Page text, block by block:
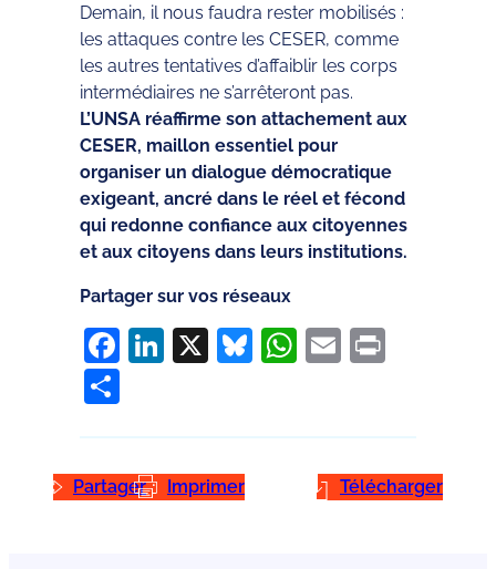
Demain, il nous faudra rester mobilisés :
les attaques contre les CESER, comme
les autres tentatives d’affaiblir les corps
intermédiaires ne s’arrêteront pas.
L’UNSA réaffirme son attachement aux
CESER, maillon essentiel pour
organiser un dialogue démocratique
exigeant, ancré dans le réel et fécond
qui redonne confiance aux citoyennes
et aux citoyens dans leurs institutions.
Partager sur vos réseaux
Facebook
LinkedIn
X Bluesky
WhatsApp
Email
Partager Imprimer Télécharger